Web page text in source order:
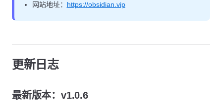
网站地址： https://obsidian.vip
更新日志
最新版本：v1.0.6